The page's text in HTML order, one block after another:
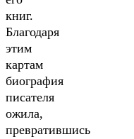
книг.
Благодаря
этим
картам
биография
писателя
ожила,
превратившись